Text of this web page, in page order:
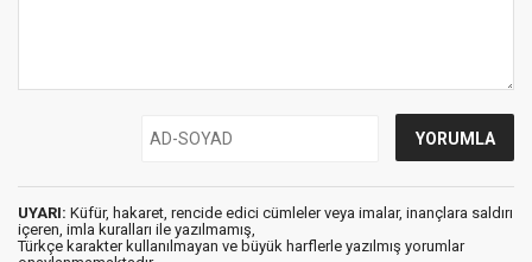
UYARI: Küfür, hakaret, rencide edici cümleler veya imalar, inançlara saldırı
içeren, imla kuralları ile yazılmamış,
Türkçe karakter kullanılmayan ve büyük harflerle yazılmış yorumlar